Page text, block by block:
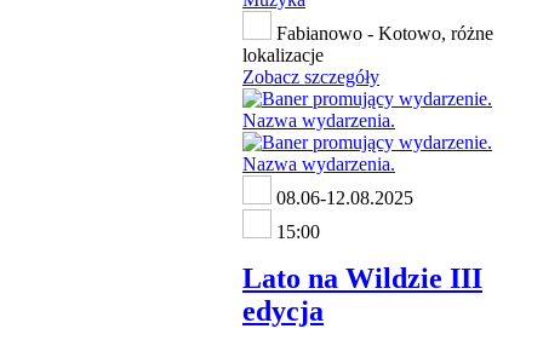
Fabianowo - Kotowo, różne
lokalizacje
Zobacz szczegóły
08.06-12.08.2025
15:00
Lato na Wildzie III
edycja